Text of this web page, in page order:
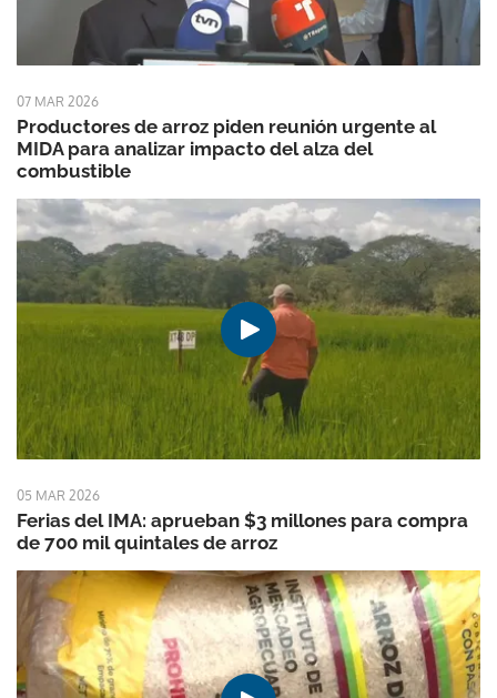
07 MAR 2026
Productores de arroz piden reunión urgente al
MIDA para analizar impacto del alza del
combustible
05 MAR 2026
Ferias del IMA: aprueban $3 millones para compra
de 700 mil quintales de arroz